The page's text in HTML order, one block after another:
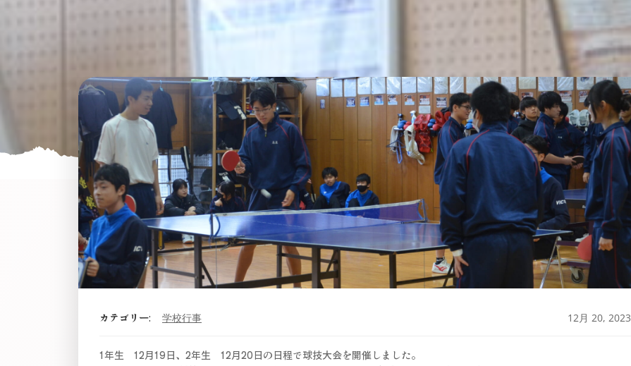
カテゴリー: 学校行事 12月 20, 2023
1年生 12月19日、2年生 12月20日の日程で球技大会を開催しました。